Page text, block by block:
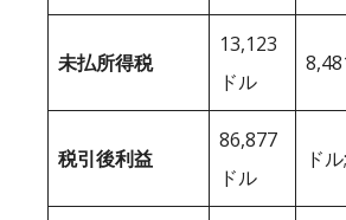
未払所得税
13,123
ドル
税引後利益
86,877
ドル
ド